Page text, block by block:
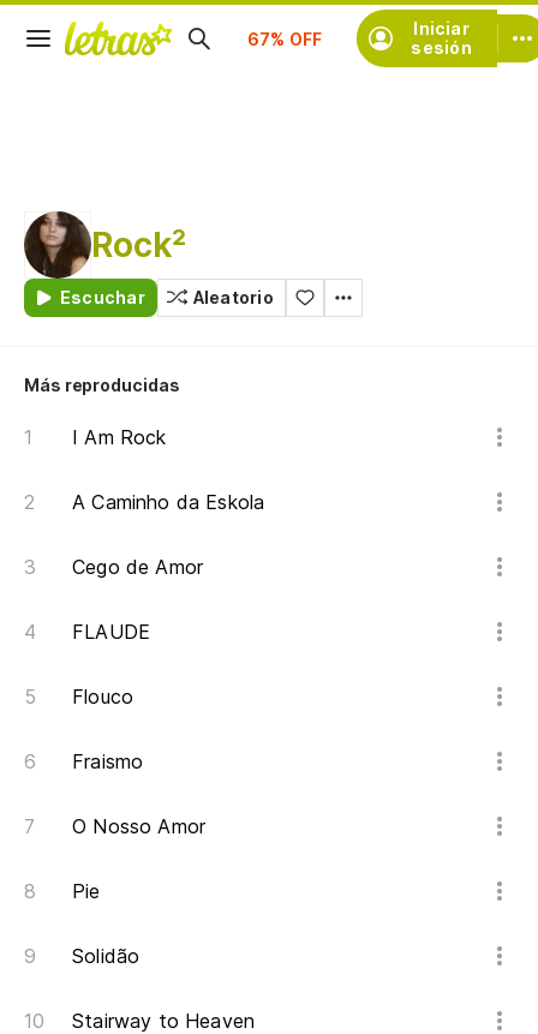
Iniciar
sesión
Suscríbete
Rock²
Escuchar Aleatorio
Más reproducidas
I Am Rock
A Caminho da Eskola
Cego de Amor
FLAUDE
Flouco
Fraismo
O Nosso Amor
Pie
Solidão
Stairway to Heaven